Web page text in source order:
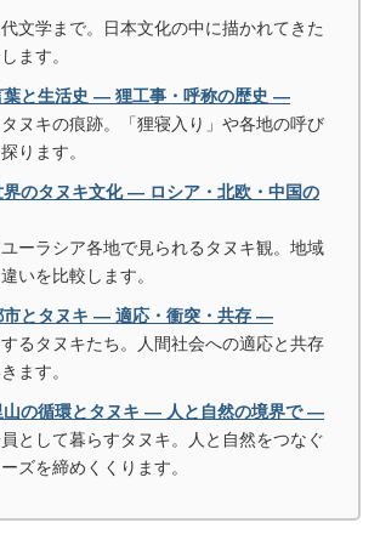
文学まで。日本文化の中に描かれてきた
ます。
葉と生活史 ― 狸工事・呼称の歴史 ―
ヌキの痕跡。「狸寝入り」や各地の呼び
ります。
界のタヌキ文化 ― ロシア・北欧・中国の
ーラシア各地で見られるタヌキ観。地域
いを比較します。
市とタヌキ ― 適応・衝突・共存 ―
るタヌキたち。人間社会への適応と共存
ます。
山の循環とタヌキ ― 人と自然の境界で ―
として暮らすタヌキ。人と自然をつなぐ
ズを締めくくります。